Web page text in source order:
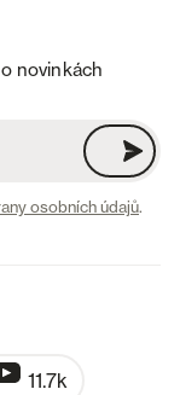
novinkách
osobních údajů.
11.7k